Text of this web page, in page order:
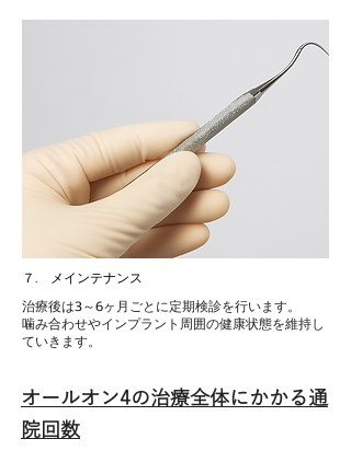
７. メインテナンス
治療後は3～6ヶ月ごとに定期検診を行います。
噛み合わせやインプラント周囲の健康状態を維持し
ていきます。
オールオン4の治療全体にかかる通
院回数